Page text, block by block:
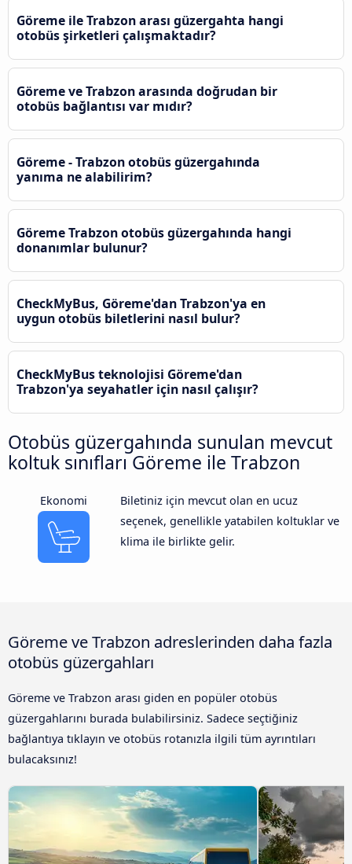
Göreme ile Trabzon arası güzergahta hangi
otobüs şirketleri çalışmaktadır?
Göreme ve Trabzon arasında doğrudan bir
otobüs bağlantısı var mıdır?
Göreme - Trabzon otobüs güzergahında
yanıma ne alabilirim?
Göreme Trabzon otobüs güzergahında hangi
donanımlar bulunur?
CheckMyBus, Göreme'dan Trabzon'ya en
uygun otobüs biletlerini nasıl bulur?
CheckMyBus teknolojisi Göreme'dan
Trabzon'ya seyahatler için nasıl çalışır?
Otobüs güzergahında sunulan mevcut
koltuk sınıfları Göreme ile Trabzon
Ekonomi
Biletiniz için mevcut olan en ucuz
seçenek, genellikle yatabilen koltuklar ve
klima ile birlikte gelir.
Göreme ve Trabzon adreslerinden daha fazla
otobüs güzergahları
Göreme ve Trabzon arası giden en popüler otobüs
güzergahlarını burada bulabilirsiniz. Sadece seçtiğiniz
bağlantıya tıklayın ve otobüs rotanızla ilgili tüm ayrıntıları
bulacaksınız!